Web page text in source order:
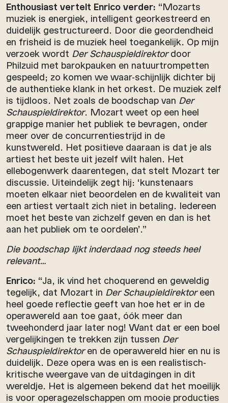
Enthousiast vertelt Enrico verder: “Mozarts
muziek is energiek, intelligent georkestreerd en
duidelijk gestructureerd. Door die geordendheid
en frisheid is de muziek heel toegankelijk. Op mijn
verzoek wordt Der Schauspieldirektordoor
Philzuid met barokpauken en natuurtrompetten
gespeeld; zo komen we waar-schijnlijk dichter bij
de authentieke klank in het orkest. De muziek zelf
is tijdloos. Net zoals de boodschap van Der
Schauspieldirektor. Mozart weet op een heel
grappige manier het publiek te bevragen, onder
meer over de concurrentiestrijd in de
kunstwereld. Het positieve daaraan is dat je als
artiest het beste uit jezelf wilt halen. Het
ellebogenwerk daarentegen, dat stelt Mozart ter
discussie. Uiteindelijk zegt hij: ‘kunstenaars
moeten elkaar niet beoordelen en de kwaliteit van
een artiest vertaalt zich niet in betaling. Iedereen
moet het beste van zichzelf geven en dan is het
aan het publiek om te oordelen’.”
Die boodschap lijkt inderdaad nog steeds heel
relevant…
Enrico: “Ja, ik vind het choquerend en geweldig
tegelijk, dat Mozart in Der Schaupieldirektoreen
heel goede reflectie geeft van hoe het er in de
operawereld aan toe gaat, óók meer dan
tweehonderd jaar later nog! Want dat er een boel
vergelijkingen te trekken zijn tussen Der
Schauspieldirektoren de operawereld hier en nu is
duidelijk. Deze opera was en is een realistisch-
kritische weergave van de uitdagingen in dit
wereldje. Het is algemeen bekend dat het moeilijk
is voor operagezelschappen om mooie producties